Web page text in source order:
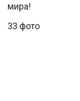
мира!
33 фото